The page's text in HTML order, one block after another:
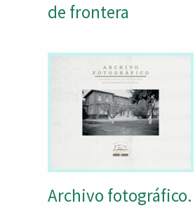
de frontera
Archivo fotográfico.